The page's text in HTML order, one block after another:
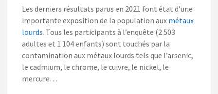
Les derniers résultats parus en 2021 font état d’une
importante exposition de la population aux métaux
lourds. Tous les participants à l’enquête (2 503
adultes et 1 104 enfants) sont touchés par la
contamination aux métaux lourds tels que l’arsenic,
le cadmium, le chrome, le cuivre, le nickel, le
mercure…